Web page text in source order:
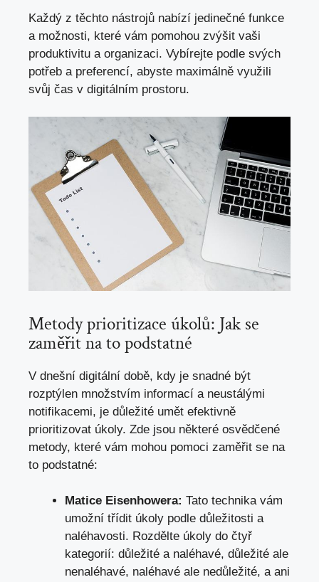
Každý z těchto nástrojů nabízí jedinečné funkce
a možnosti, které vám pomohou zvýšit vaši
produktivitu a organizaci. Vybírejte podle svých
potřeb a preferencí, abyste maximálně využili
svůj čas v digitálním prostoru.
Metody prioritizace úkolů: Jak se
zaměřit na to podstatné
V dnešní digitální době, kdy je snadné být
rozptýlen množstvím informací a neustálými
notifikacemi, je důležité umět efektivně
prioritizovat úkoly. Zde jsou některé osvědčené
metody, které vám mohou pomoci zaměřit se na
to podstatné:
Matice Eisenhowera: Tato technika vám
umožní třídit úkoly podle důležitosti a
naléhavosti. Rozdělte úkoly do čtyř
kategorií: důležité a naléhavé, důležité ale
nenaléhavé, naléhavé ale nedůležité, a ani